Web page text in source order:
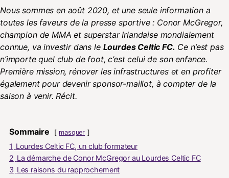
Nous sommes en août 2020, et une seule information a
toutes les faveurs de la presse sportive : Conor McGregor,
champion de MMA et superstar Irlandaise mondialement
connue, va investir dans le Lourdes Celtic FC. Ce n’est pas
n’importe quel club de foot, c’est celui de son enfance.
Première mission, rénover les infrastructures et en profiter
également pour devenir sponsor-maillot, à compter de la
saison à venir. Récit.
Sommaire masquer
1 Lourdes Celtic FC, un club formateur
2 La démarche de Conor McGregor au Lourdes Celtic FC
3 Les raisons du rapprochement